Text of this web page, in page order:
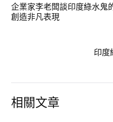
企業家李老闆談印度綠水鬼
創造非凡表現
印度
相關文章